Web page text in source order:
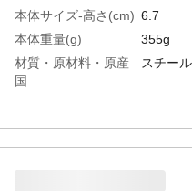
本体サイズ-高さ(cm) 6.7
本体重量(g)
355g
材質・原材料・原産
国
スチー
JANコード